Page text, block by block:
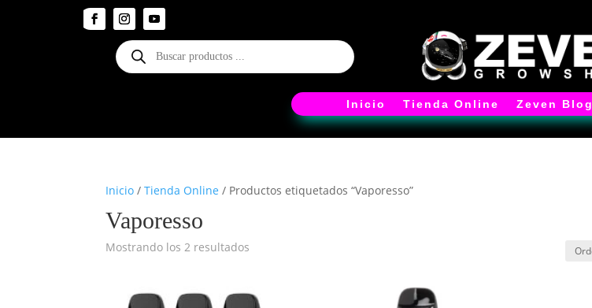
Búsqueda
de
productos
Inicio Tienda Online Zeven Blog
Inicio /Tienda Online / Productos etiquetados “Vaporesso”
Vaporesso
Mostrando los 2 resultados